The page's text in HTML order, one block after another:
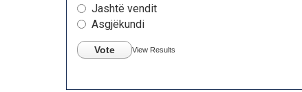
Jashtë vendit
Asgjëkundi
Vote View Results